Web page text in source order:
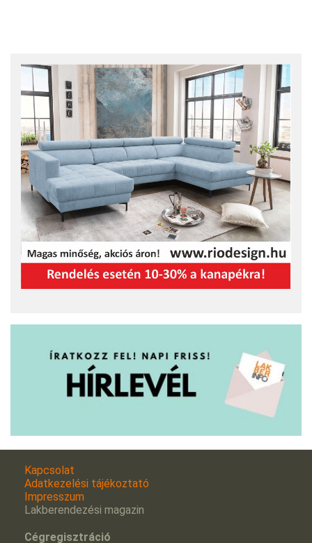
Kapcsolat
Adatkezelési tájékoztató
Impresszum
Lakberendezési magazin
Cégregisztráció